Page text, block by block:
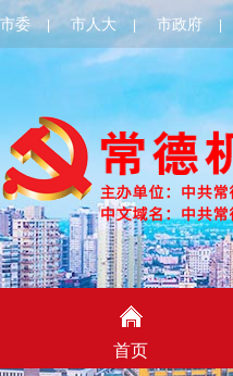
市委 市人大 市政府
首页